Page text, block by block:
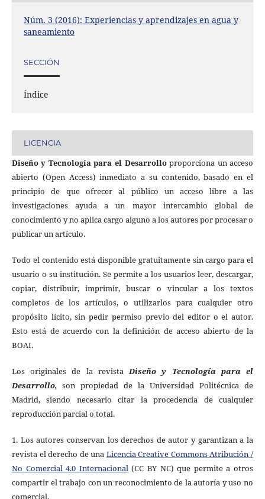
Núm. 3 (2016): Experiencias y aprendizajes en agua y
saneamiento
SECCIÓN
Índice
LICENCIA
Diseño y Tecnología para el Desarrolloproporciona un acceso
abierto (Open Access) inmediato a su contenido, basado en el
principio de que ofrecer al público un acceso libre a las
investigaciones ayuda a un mayor intercambio global de
conocimiento y no aplica cargo alguno a los autores por procesar o
publicar un artículo.
Todo el contenido está disponible gratuitamente sin cargo para el
usuario o su institución. Se permite a los usuarios leer, descargar,
copiar, distribuir, imprimir, buscar o vincular a los textos
completos de los artículos, o utilizarlos para cualquier otro
propósito lícito, sin pedir permiso previo del editor o el autor.
Esto está de acuerdo con la definición de acceso abierto de la
BOAI.
Los originales de la revista Diseño y Tecnología para el
Desarrollo, son propiedad de la Universidad Politécnica de
Madrid, siendo necesario citar la procedencia de cualquier
reproducción parcial o total.
1. Los autores conservan los derechos de autor y garantizan a la
revista el derecho de una Licencia Creative Commons Atribución /
No Comercial 4.0 Internacional(CC BY NC) que permite a otros
compartir el trabajo con un reconocimiento de la autoría y uso no
comercial.